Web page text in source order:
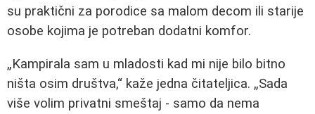
su praktični za porodice sa malom decom ili starije
osobe kojima je potreban dodatni komfor.
„Kampirala sam u mladosti kad mi nije bilo bitno
ništa osim društva,“ kaže jedna čitateljica. „Sada
više volim privatni smeštaj - samo da nema